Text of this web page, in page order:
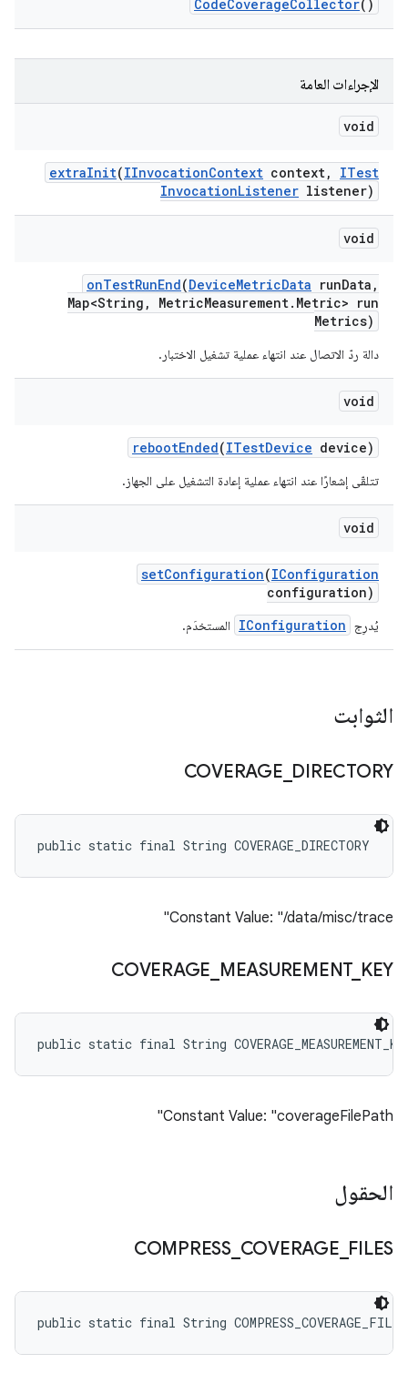
CodeCoverageCollector()
الإجراءات العامة
void
extraInit(IInvocationContext context,
ITest
InvocationListener listener)
void
onTestRunEnd(DeviceMetricData runData ,
Map<String , MetricMeasurement. Metric> run
Metrics)
دالة ردّ الاتصال عند انتهاء عملية تشغيل الاختبار.
void
rebootEnded(ITestDevice device)
تتلقّى إشعارًا عند انتهاء عملية إعادة التشغيل على الجهاز.
void
setConfiguration(IConfiguration
configuration)
يُدرِج IConfiguration المستخدَم.
الثوابت
COVERAGE DIRECTORY
public static final String COVERAGE_DIRECTORY
Constant Value: "/data/misc/trace"
COVERAGE MEASUREMENT_ KEY
public static final String
Constant Value: "coverageFilePath"
الحقول
COMPRESS_ COVERAGE FILES
public static final String COMPRESS_COVERAGE_FILES